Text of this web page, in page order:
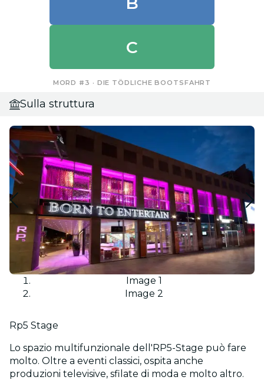
C
MORD #3 · DIE TÖDLICHE BOOTSFAHRT
Sulla struttura
Image 1
Image 2
Rp5 Stage
Lo spazio multifunzionale dell'RP5-Stage può fare
molto. Oltre a eventi classici, ospita anche
produzioni televisive, sfilate di moda e molto altro.